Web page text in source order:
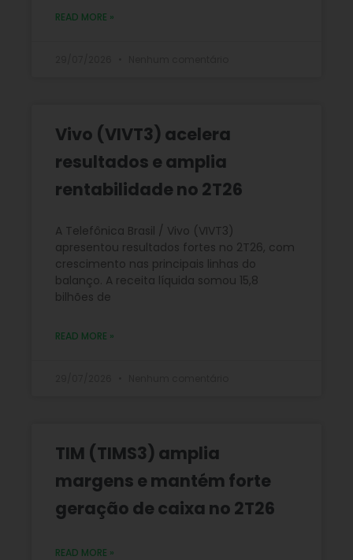
READ MORE »
Vivo (VIVT3) acelera
resultados e amplia
rentabilidade no 2T26
A Telefônica Brasil / Vivo (VIVT3)
apresentou resultados fortes no 2T26, com
crescimento nas principais linhas do
balanço. A receita líquida somou 15,8
bilhões de
READ MORE »
TIM (TIMS3) amplia
margens e mantém forte
geração de caixa no 2T26
READ MORE »